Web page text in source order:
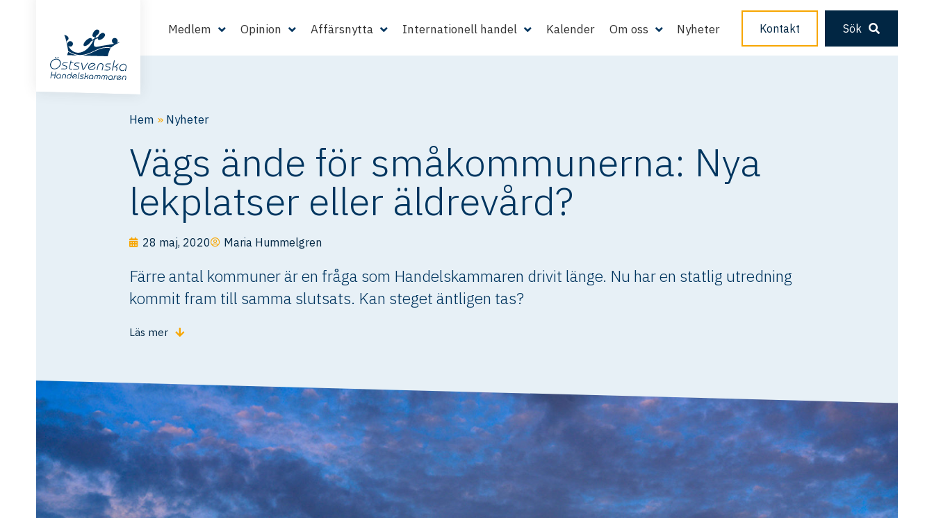
Medlem Opinion Affärsnytta Internationell handel Kalender Om oss Nyheter Kontakt Sök
Hem » Nyheter
Vägs ände för småkommunerna: Nya
lekplatser eller äldrevård?
28 maj, 2020 Maria Hummelgren
Färre antal kommuner är en fråga som Handelskammaren drivit länge. Nu har en statlig utredning
kommit fram till samma slutsats. Kan steget äntligen tas?
Läs mer